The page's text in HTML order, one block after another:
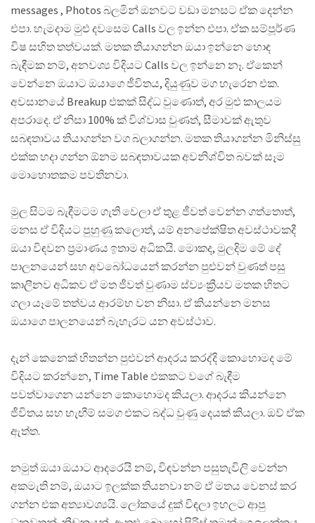
messages , Photos බලමින් ඔනවට වඩා මනසට ඒක දෙන්න
එපා. හැමදාම මුළු දවසෙම Calls වල ඉන්න එපා. ඒක සම්පූර්ණ
විෂ සහිත තත්වයක්. මතක තියාගන්න ඔයා ඉන්නෙ හොඳ
බැඳීමක නම්, අනවශ්‍ය විදියට Calls වල ඉන්නෙ නෑ. ඒකෙන්
වෙන්නෙ ඔයාට ඔයාගෙ ජීවිතය, දියුණුව මග හැරෙන එක.
අවසානයේ Breakup එකක් සිද්ධ වුණොත්, අර මුළු කාලයම
අපරාදෙ. ඒ නිසා 100% ක් විශ්වාස වුණත්, සීමාවක් ඇතුව
සබඳතාවය තියාගන්න වග බලාගන්න. මතක තියාගන්න මිනිස්සු
එක්ක හදා ගන්න ඕනම සබඳතාවයක අවනිශ්චිත බවක් සෑම
මොහොතකම පවතිනවා.
මුල සිටම බැඳීමටම ගැති වෙලා ඒ තුළ ජීවත් වෙන්න ගත්තොත්,
මනස ඒ විදියට පුහුණු කලොත්, යම් අනපේක්ෂිත අවස්ථාවකදී
ඔයා විඳවන ප්‍රමාණය ඉතාම අධිකයි. මොකද, මුලදිම මේ දේ
පාලනයෙන් සහ අවබෝධයෙන් කරන්න පුළුවන් වුණත් පසු
කාලීනව අධිකව ඒ මත ජීවත් වුණාම ස්ව්‍යංක්‍රීයව මතක හිතට
ගලා යෑමේ තත්වය ආරම්භ වන නිසා. ඒ කියන්නෙ මනස
ඔයාගෙ පාලනයෙන් බැහැරට යන අවස්ථාව.
දැන් කෙනෙක් හිතන්න පුළුවන් ආදරය කරද්දි කොහොමද මේ
විදියට කරන්නෙ, Time Table එකකට වගේ බැඳීම
පවත්වාගෙන යන්නෙ කොහොමද කියලා. ආදරය කියන්නෙ
ජීවිතය සහ හැඟීම් සමග එකට බද්ධ වුණු දෙයක් කියලා. ඔව් ඒක
ඇත්ත.
නමුත් ඔයා ඔයාට ආදරෙයි නම්, විඳවන්න පසුතැවිලි වෙන්න
අකමැති නම්, ඔයාට ඉලක්ක තියනවා නම් ඒ මතය වෙනස් කර
ගන්න එක අත්‍යාවශ්‍යයි. ලෝකයේ දුක් විඳලා ඉහලට ආපු